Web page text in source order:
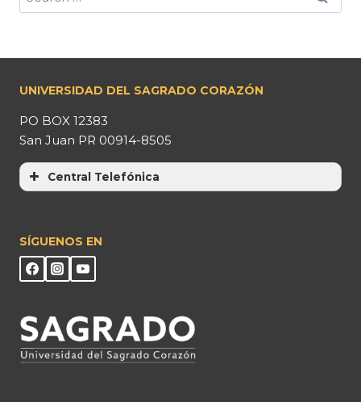
UNIVERSIDAD DEL SAGRADO CORAZÓN
PO BOX 12383
San Juan PR 00914-8505
Central Telefónica
SÍGUENOS EN